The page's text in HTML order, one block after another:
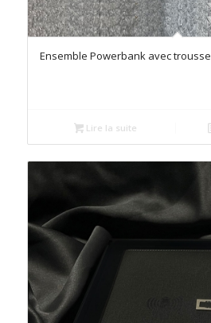
Ensemble Powerbank avec trousse
Lire la suite